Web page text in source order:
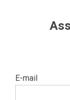
E-mail